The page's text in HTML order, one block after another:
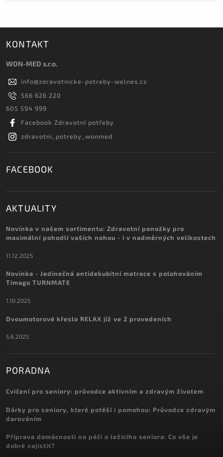
KONTAKT
WON-MED s.r.o.
info@zdravotnicke-potreby-welnes.cz
566 626 220
605 594 999
Facebook Zdravotní potřeby
zdravotni_potreby_wonmed
FACEBOOK
AKTUALITY
Novinka v našem sortimentu: Zdravotní ponožky pro
maximální pohodlí vašich nohou - i v nadměrných velikostech
11.12.2025
Novinka - Jedinečná antidekubitní matrace s polohováním
Timago TURNMATE
1.10.2025
Dvoumotorové křeslo RELAX již ve 2 provedeních
5.6.2025
PORADNA
Cvičení pro seniory: průvodce aktivním a zdravým životem
Dárky pro seniory, které potěší i pomohou: Průvodce zdravým
darováním
Příprava domácnosti na péči o ležícího seniora: Co vše je
dobré zajistit?